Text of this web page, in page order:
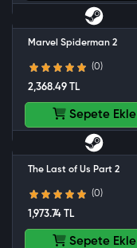
Marvel Spiderman 2
(0)
2,368.49 TL
Sepete Ekle
The Last of Us Part 2
(0)
1,973.74 TL
Sepete Ekle